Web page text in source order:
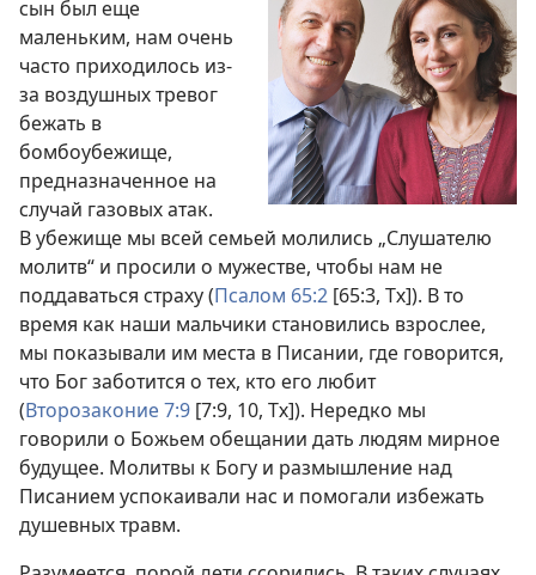
сын был еще
маленьким, нам очень
часто приходилось из-
за воздушных тревог
бежать в
бомбоубежище,
предназначенное на
случай газовых атак.
В убежище мы всей семьей молились „Слушателю
молитв“ и просили о мужестве, чтобы нам не
поддаваться страху (Псалом 65:2 [65:3, Тх]). В то
время как наши мальчики становились взрослее,
мы показывали им места в Писании, где говорится,
что Бог заботится о тех, кто его любит
(Второзаконие 7:9 [7:9, 10, Тх]). Нередко мы
говорили о Божьем обещании дать людям мирное
будущее. Молитвы к Богу и размышление над
Писанием успокаивали нас и помогали избежать
душевных травм.